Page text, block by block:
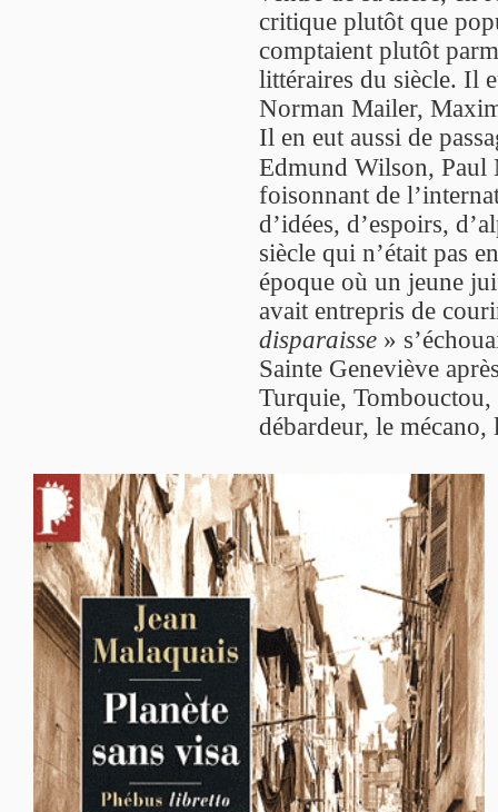
critique plutôt que
comptaient plutôt
littéraires du siècle. Il
Norman Mailer,
Il en eut aussi de
Edmund Wilson, Paul
foisonnant de
d’idées, d’espoirs,
siècle qui n’était pas
époque où un jeune
avait entrepris de
disparaisse »
Sainte Geneviève
Turquie,
débardeur, le